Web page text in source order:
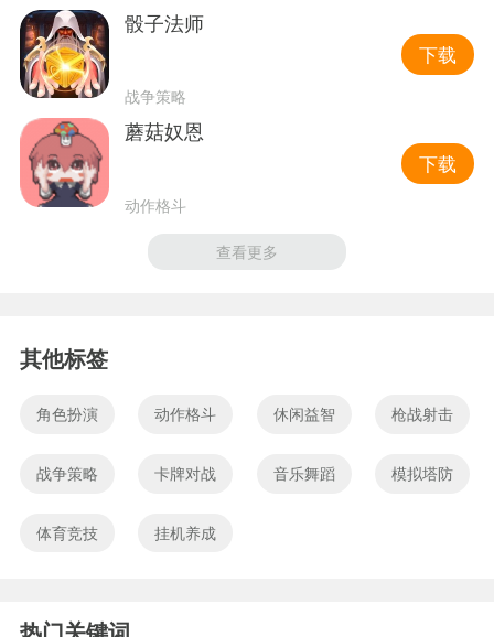
骰子法师
战争策略
下载
蘑菇奴恩
动作格斗
下载
查看更多
其他标签
角色扮演 动作格斗 休闲益智 枪战射击
战争策略 卡牌对战 音乐舞蹈 模拟塔防
体育竞技 挂机养成